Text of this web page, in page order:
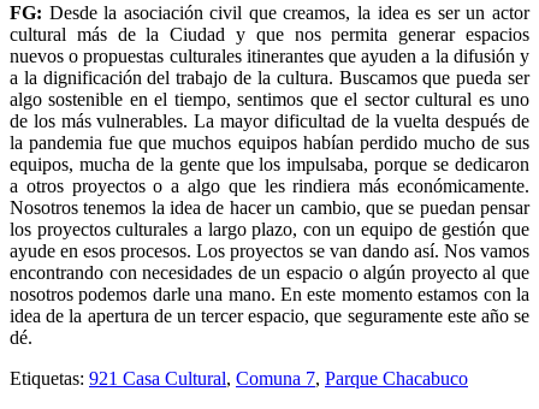
FG: Desde la asociación civil que creamos, la idea es ser un actor
cultural más de la Ciudad y que nos permita generar espacios
nuevos o propuestas culturales itinerantes que ayuden a la difusión y
a la dignificación del trabajo de la cultura. Buscamos que pueda ser
algo sostenible en el tiempo, sentimos que el sector cultural es uno
de los más vulnerables. La mayor dificultad de la vuelta después de
la pandemia fue que muchos equipos habían perdido mucho de sus
equipos, mucha de la gente que los impulsaba, porque se dedicaron
a otros proyectos o a algo que les rindiera más económicamente.
Nosotros tenemos la idea de hacer un cambio, que se puedan pensar
los proyectos culturales a largo plazo, con un equipo de gestión que
ayude en esos procesos. Los proyectos se van dando así. Nos vamos
encontrando con necesidades de un espacio o algún proyecto al que
nosotros podemos darle una mano. En este momento estamos con la
idea de la apertura de un tercer espacio, que seguramente este año se
dé.
Etiquetas: 921 Casa Cultural, Comuna 7, Parque Chacabuco